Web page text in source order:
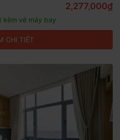
kèm vé máy bay
2,277,000₫
CHI TIẾT